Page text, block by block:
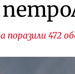
поразили 472